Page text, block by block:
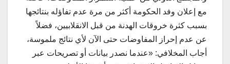
مع إعلان وفد الحكومة أكثر من مرة عدم تفاؤله بنتائجها
بسبب كثرة خروقات الهدنة من قبل الانقلابيين، فضلاً
عن عدم إحراز المفاوضات حتى الآن لأي نتائج ملموسة،
أجاب المخلافي: «عندما نصدر بيانات أو تصريحات عبر